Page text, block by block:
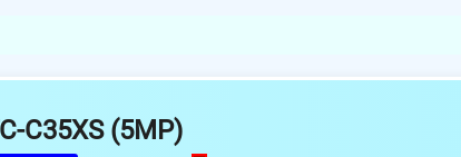
C35XS (5MP)